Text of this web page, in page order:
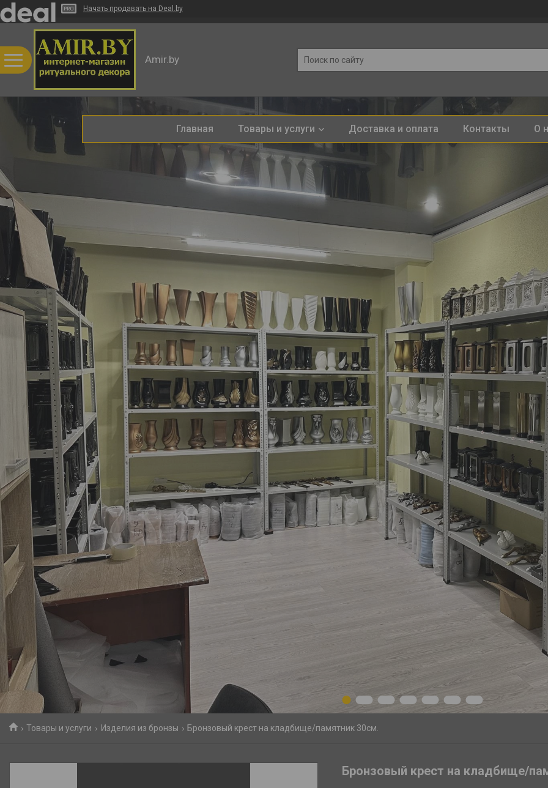
Начать продавать на Deal.by
Amir.by
Главная Товары и услуги Доставка и оплата Контакты О
Товары и услуги Изделия из бронзы Бронзовый крест на кладбище/памятник 30см.
Бронзовый крест на кладбище/